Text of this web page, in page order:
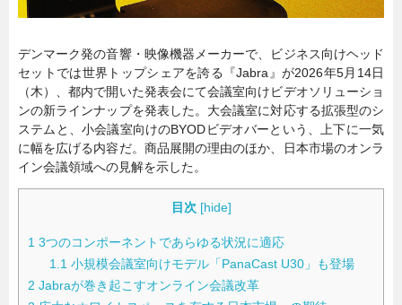
デンマーク発の音響・映像機器メーカーで、ビジネス向けヘッド
セットでは世界トップシェアを誇る『Jabra』が2026年5月14日
（木）、都内で開いた発表会にて会議室向けビデオソリューショ
ンの新ラインナップを発表した。大会議室に対応する拡張型のシ
ステムと、小会議室向けのBYODビデオバーという、上下に一気
に幅を広げる内容だ。商品展開の理由のほか、日本市場のオンラ
イン会議領域への見解を示した。
目次 [hide]
1 3つのコンポーネントであらゆる状況に適応
1.1 小規模会議室向けモデル「PanaCast U30」も登場
2 Jabraが巻き起こすオンライン会議改革